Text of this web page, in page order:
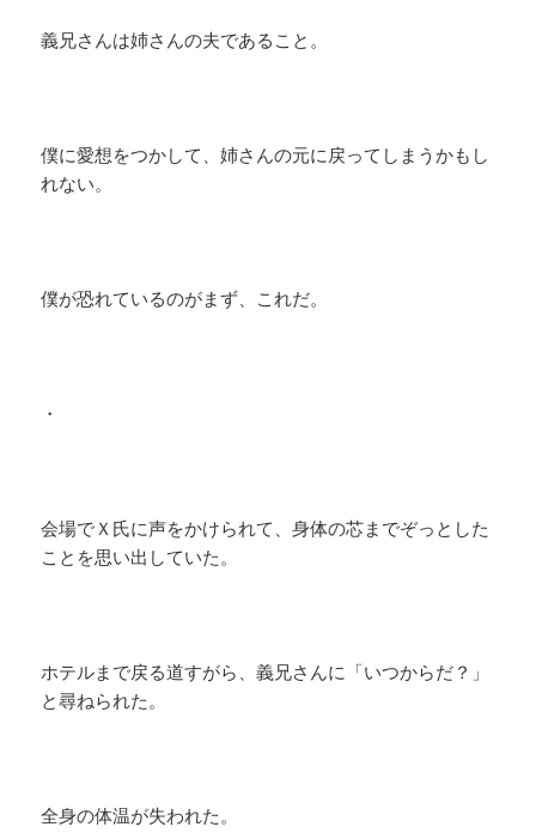
義兄さんは姉さんの夫であること。
僕に愛想をつかして、姉さんの元に戻ってしまうかもし
れない。
僕が恐れているのがまず、これだ。
・
会場でＸ氏に声をかけられて、身体の芯までぞっとした
ことを思い出していた。
ホテルまで戻る道すがら、義兄さんに「いつからだ？」
と尋ねられた。
全身の体温が失われた。